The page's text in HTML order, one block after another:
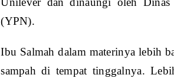
(YPN).
Ibu Salmah dalam materinya lebih
sampah di tempat tinggalnya.